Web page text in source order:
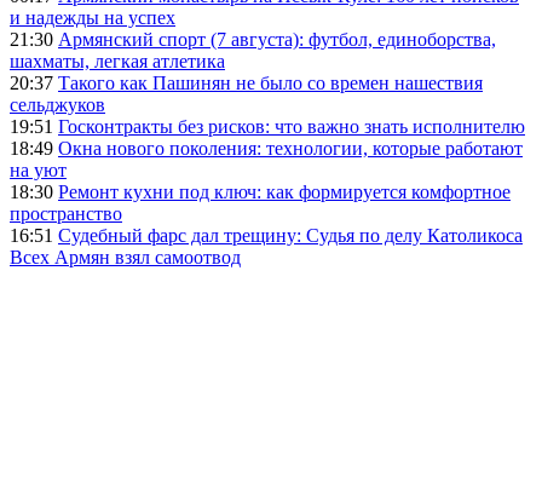
и надежды на успех
21:30 Армянский спорт (7 августа): футбол, единоборства,
шахматы, легкая атлетика
20:37 Такого как Пашинян не было со времен нашествия
сельджуков
19:51 Госконтракты без рисков: что важно знать исполнителю
18:49 Окна нового поколения: технологии, которые работают
на уют
18:30 Ремонт кухни под ключ: как формируется комфортное
пространство
16:51 Судебный фарс дал трещину: Судья по делу Католикоса
Всех Армян взял самоотвод